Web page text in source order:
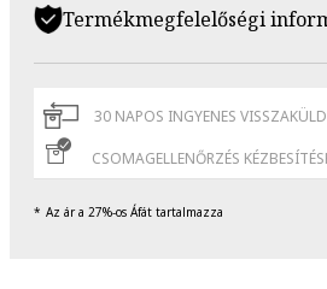
Termékmegfelelőségi
30 NAPOS INGYENES
CSOMAGELLENŐRZÉS
Az ár a 27%-os Áfát tartalmazza